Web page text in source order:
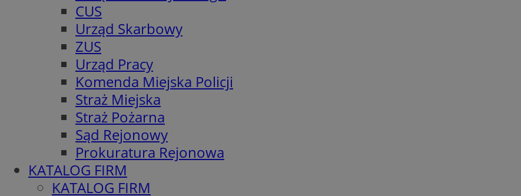
CUS
Urząd Skarbowy
ZUS
Urząd Pracy
Komenda Miejska Policji
Straż Miejska
Straż Pożarna
Sąd Rejonowy
Prokuratura Rejonowa
KATALOG FIRM
KATALOG FIRM